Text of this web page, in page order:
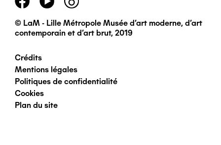
principal
© LaM - Lille Métropole Musée d'art moderne, d'art
contemporain et d'art brut, 2019
Pied
de
page
Crédits
Mentions légales
Politiques de confidentialité
Cookies
Plan du site